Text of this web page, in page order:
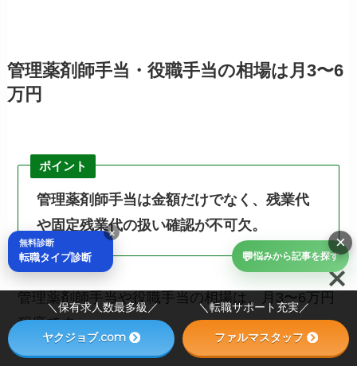
管理薬剤師手当・役職手当の相場は月3〜6
万円
ポイント
管理薬剤師手当は金額だけでなく、残業代
や固定残業代の扱い確認が不可欠。
管理薬剤師手当や役職手当の相場は、月3〜6万円
程度です。
💬悩みから記事を探す
×
×
無料診断
転職タイプ診断
＼保有求人数最多級／ ＼転職サポート充実／
ヤクジョブ.com ファルマスタッフ